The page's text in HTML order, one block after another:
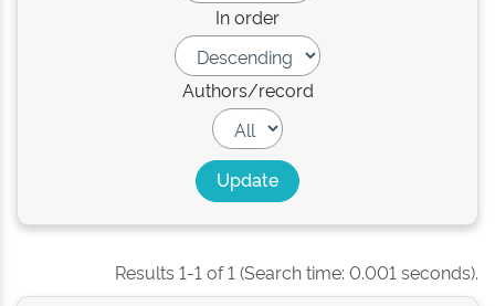
In order
Authors/record
Results 1-1 of 1 (Search time: 0.001 seconds).